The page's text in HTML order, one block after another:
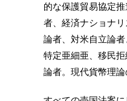
的な保護貿易協定
者、経済ナショナ
論者、対米自立論
特定亜細亜、移民
論者。現代貨幣理論